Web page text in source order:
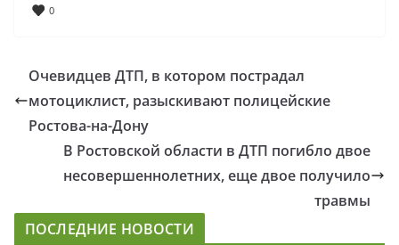
0
Очевидцев ДТП, в котором пострадал
мотоциклист, разыскивают полицейские
Ростова-на-Дону
В Ростовской области в ДТП погибло двое
несовершеннолетних, еще двое получило
травмы
ПОСЛЕДНИЕ НОВОСТИ